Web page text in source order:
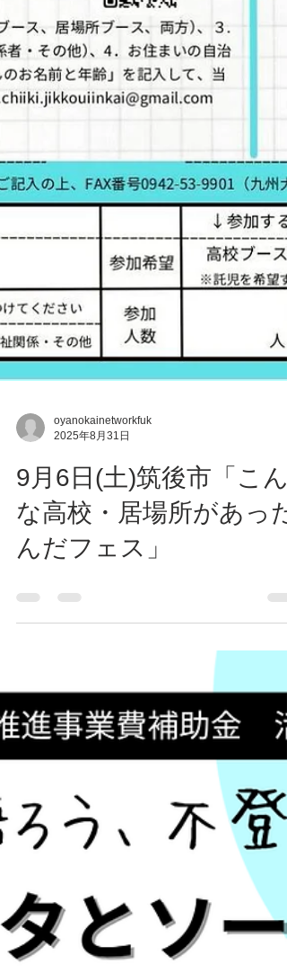
oyanokainetworkfuk
2025年8月31日
9月6日(土)筑後市「こん
な高校・居場所があった
んだフェス」